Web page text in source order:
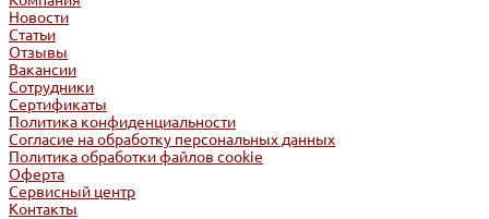
Новости
Статьи
Отзывы
Вакансии
Сотрудники
Сертификаты
Политика конфиденциальности
Согласие на обработку персональных данных
Политика обработки файлов cookie
Оферта
Сервисный центр
Контакты